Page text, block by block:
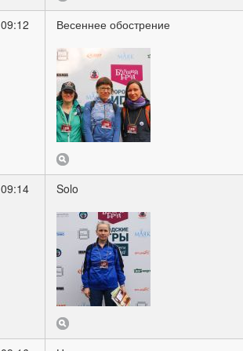
09:12 Весеннее обострение
09:14 Solo